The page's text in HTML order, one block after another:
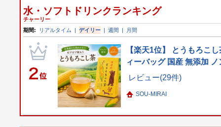
水・ソフトドリンクランキング
チャーリー
期間:
リアルタイム |デイリー |週間 | 月間
【楽天1位】 とうもろこ
ィーバッグ 国産 無添加
レビュー(29件)
SOU-MIRAI